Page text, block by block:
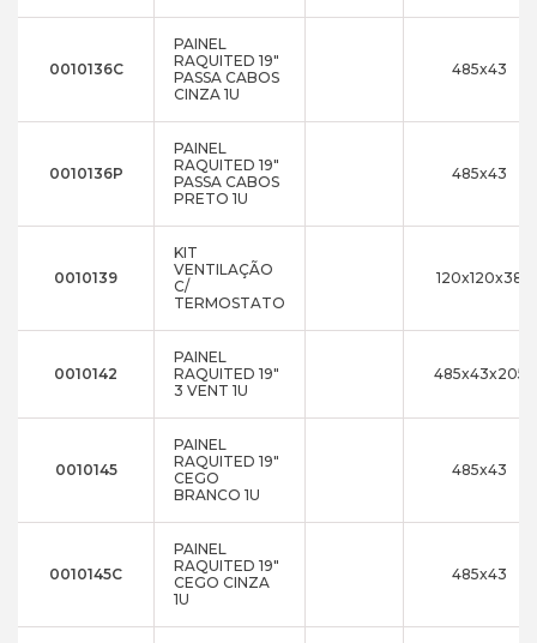
0010136C
PAINEL
RAQUITED 19"
PASSA CABOS
CINZA 1U
485x43
0010136P
PAINEL
RAQUITED 19"
PASSA CABOS
PRETO 1U
485x43
0010139
KIT
VENTILAÇÃO
C/
TERMOSTATO
120x120x38
0010142
PAINEL
RAQUITED 19"
3 VENT 1U
485x43x205
0010145
PAINEL
RAQUITED 19"
CEGO
BRANCO 1U
485x43
0010145C
PAINEL
RAQUITED 19"
CEGO CINZA
1U
485x43